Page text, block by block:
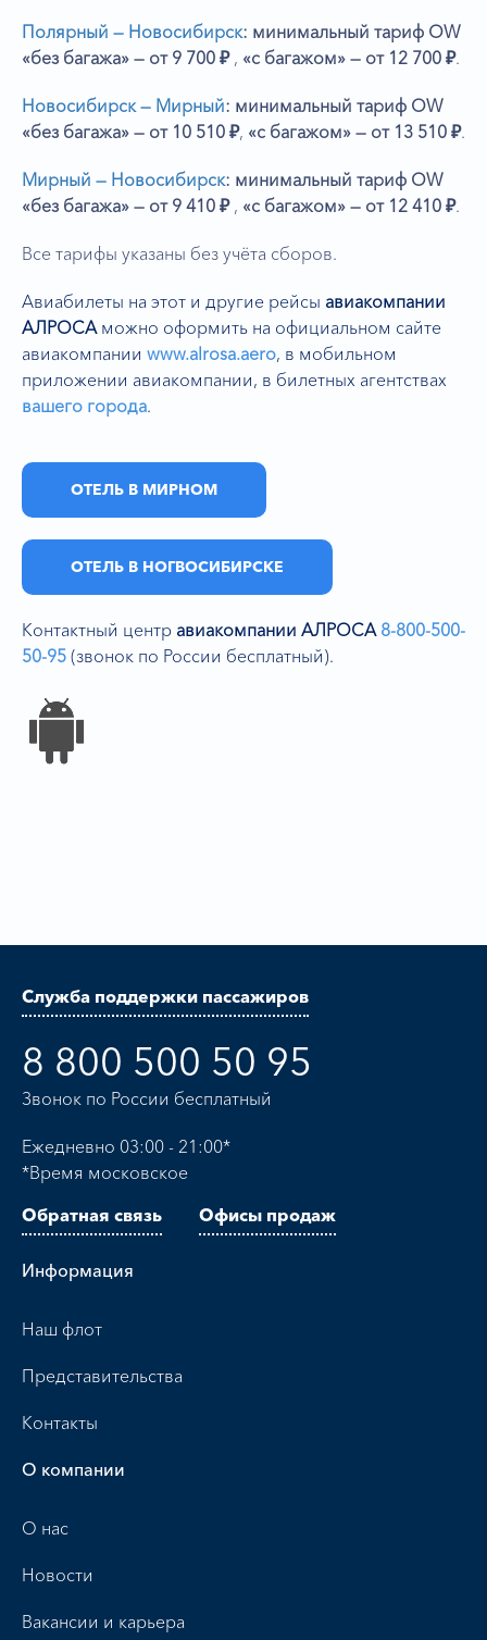
Полярный — Новосибирск: минимальный тариф OW
«без багажа» — от 9 700 ₽, «с багажом» — от 12 700 ₽.
Новосибирск — Мирный: минимальный тариф OW
«без багажа» — от 10 510 ₽, «с багажом» — от 13 510 ₽.
Мирный — Новосибирск: минимальный тариф OW
«без багажа» — от 9 410 ₽, «с багажом» — от 12 410 ₽.
Все тарифы указаны без учёта сборов.
Авиабилеты на этот и другие рейсы авиакомпании
АЛРОСАможно оформить на официальном сайте
авиакомпании www.alrosa.aero, в мобильном
приложении авиакомпании, в билетных агентствах
вашего города.
ОТЕЛЬ В МИРНОМ
ОТЕЛЬ В НОГВОСИБИРСКЕ
Контактный центр авиакомпании АЛРОСА 8-800-500-
50-95 (звонок по России бесплатный).
Служба поддержки пассажиров
8 800 500 50 95
Звонок по России бесплатный
Ежедневно 03:00 - 21:00*
*Время московское
Обратная связь
Офисы продаж
Информация
Наш флот
Представительства
Контакты
О компании
О нас
Новости
Вакансии и карьера